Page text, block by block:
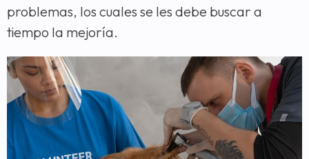
problemas, los cuales se les debe buscar a
tiempo la mejoría.